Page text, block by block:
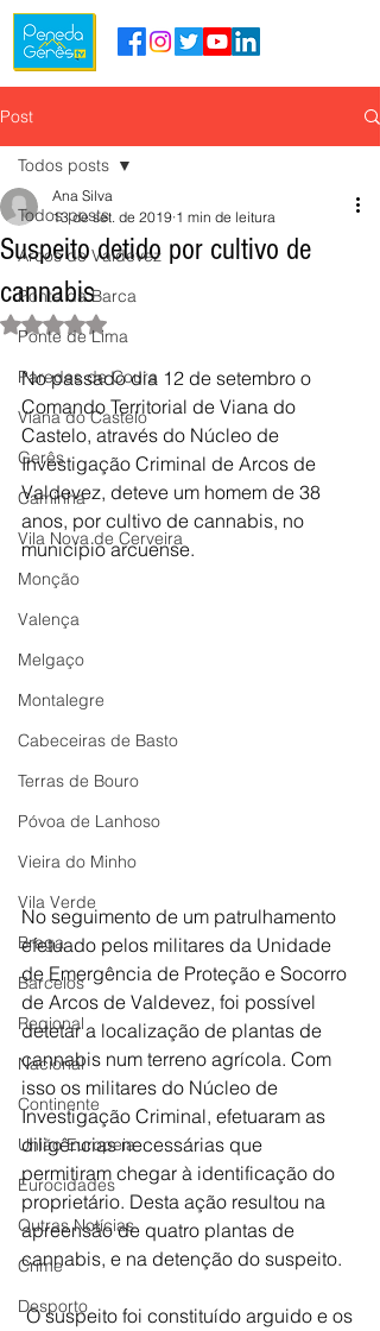
Post
Todos posts
Arcos de Valdevez
Ponte da Barca
Ponte de Lima
Paredes de Coura
Viana do Castelo
Gerês
Caminha
Vila Nova de Cerveira
Monção
Valença
Melgaço
Montalegre
Cabeceiras de Basto
Terras de Bouro
Póvoa de Lanhoso
Vieira do Minho
Vila Verde
Braga
Barcelos
Regional
Nacional
Continente
União Europeia
Eurocidades
Outras Notícias
Crime
Desporto
Todos posts
Suspeito detido por cultivo de
cannabis
Ana Silva
13 de set. de 2019 1 min de leitura
Avaliado com NaN de 5 estrelas.
No passado dia 12 de setembro o
Comando Territorial de Viana do
Castelo, através do Núcleo de
Investigação Criminal de Arcos de
Valdevez, deteve um homem de 38
anos, por cultivo de cannabis, no
município arcuense.
No seguimento de um patrulhamento
efetuado pelos militares da Unidade
de Emergência de Proteção e Socorro
de Arcos de Valdevez, foi possível
detetar a localização de plantas de
cannabis num terreno agrícola. Com
isso os militares do Núcleo de
Investigação Criminal, efetuaram as
diligências necessárias que
permitiram chegar à identificação do
proprietário. Desta ação resultou na
apreensão de quatro plantas de
cannabis, e na detenção do suspeito.
O suspeito foi constituído arguido e os